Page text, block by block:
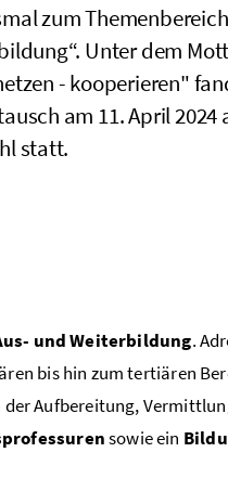
zum
Unter dem
- kooperieren"
am 11. April 2024
statt.
und Weiterbildung.
bis hin zum tertiären
der Aufbereitung,
sowie ein